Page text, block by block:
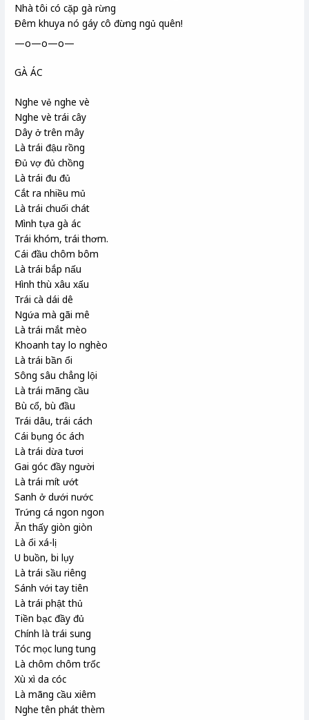
Nhà tôi có cặp gà rừng
Đêm khuya nó gáy cô đừng ngủ quên!
—o—o—o—
GÀ ÁC
Nghe vẻ nghe vè
Nghe vè trái cây
Dây ở trên mây
Là trái đậu rồng
Ðủ vợ đủ chồng
Là trái đu đủ
Cắt ra nhiều mủ
Là trái chuối chát
Mình tựa gà ác
Trái khóm, trái thơm.
Cái đầu chôm bôm
Là trái bắp nấu
Hình thù xâu xấu
Trái cà dái dê
Ngứa mà gãi mê
Là trái mắt mèo
Khoanh tay lo nghèo
Là trái bần ổi
Sông sâu chẳng lội
Là trái mãng cầu
Bù cổ, bù đầu
Trái dâu, trái cách
Cái bụng óc ách
Là trái dừa tươi
Gai góc đầy người
Là trái mít ướt
Sanh ở dưới nước
Trứng cá ngon ngon
Ăn thấy giòn giòn
Là ổi xá-lị
U buồn, bi lụy
Là trái sầu riêng
Sánh với tay tiên
Là trái phật thủ
Tiền bạc đầy đủ
Chính là trái sung
Tóc mọc lung tung
Là chôm chôm trốc
Xù xì da cóc
Là mãng cầu xiêm
Nghe tên phát thèm